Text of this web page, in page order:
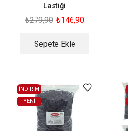
Lastiği
₺279,90 ₺146,90
Sepete Ekle
İNDİRİM
YENI